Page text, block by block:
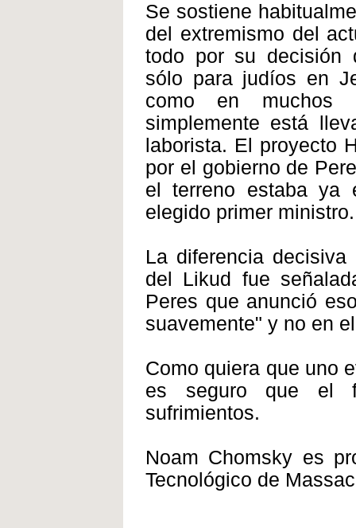
Se sostiene
del extremismo del
todo por su decisión
sólo para judíos en
como en muchos
simplemente está
laborista. El proyecto
por el gobierno de
el terreno estaba ya
elegido primer ministro.
La diferencia
del Likud fue
Peres que anunció
suavemente" y no en
Como quiera que uno
es seguro que el
sufrimientos.
Noam Chomsky es
Tecnológico de